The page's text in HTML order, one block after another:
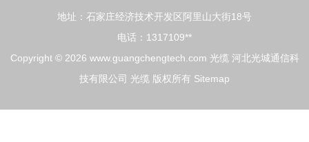
地址：石家庄经济技术开发区阿里山大街18号
电话：1317109**
Copyright © 2026 www.guangchengtech.com 光缆 河北光城通信科
技有限公司 光缆 版权所有 Sitemap